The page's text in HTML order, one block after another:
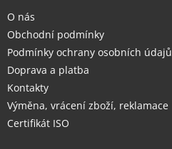
O nás
Obchodní podmínky
Podmínky ochrany osobních údajů
Doprava a platba
Kontakty
Výměna, vrácení zboží, reklamace
Certifikát ISO